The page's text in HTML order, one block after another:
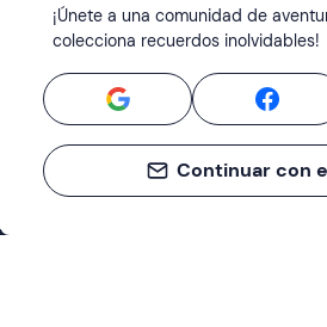
¡Únete a una comunidad de
colecciona recuerdos inolvidables!
Continuar con